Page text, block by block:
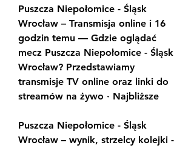
Puszcza Niepołomice - Śląsk
Wrocław – Transmisja online i 16
godzin temu — Gdzie oglądać
mecz Puszcza Niepołomice - Śląsk
Wrocław? Przedstawiamy
transmisje TV online oraz linki do
streamów na żywo · Najbliższe
Puszcza Niepołomice - Śląsk
Wrocław – wynik, strzelcy kolejki -